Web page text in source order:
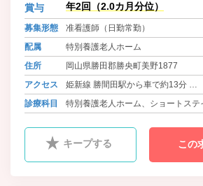
賞与 年2回（2.0カ月分位）
募集形態
准看護師（日勤常勤）
配属
特別養護老人ホーム
住所
岡山県勝田郡勝央町美野1877
アクセス
姫新線 勝間田駅から車で約13分
バス 勝央町ふれあいバス 美野(水島
診療科目
特別養護老人ホーム、ショートス
キープする この